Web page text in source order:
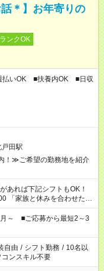
＊】お年寄りの
ンクOK
払いOK ■扶養内OK ■日収
戸田駅
！≫ご希望の勤務地を紹介
た
たい」 「できれば残業はし
※Wワーク希望
時間と、もう1つのお仕事
る場合は応募できません。
月～ ■ご応募から最短2～3
自由 / シフト勤務 / 10名以
コンスキル不要